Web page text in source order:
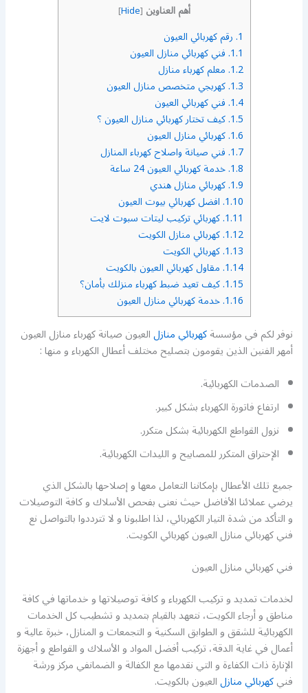
أهم العناوين [
Hide
]
1. رقم كهربائي العيون
1.1. فني كهربائي منازل العيون
1.2. معلم كهرباء منازل
1.3. كهربجي متخصص منازل العيون
1.4. فني كهربائي العيون
1.5. كيف تختار كهربائي منازل العيون ؟
1.6. كهربائي منازل العيون
1.7. فني صيانة واصلاح كهرباء المنازل
1.8. خدمة كهربائي العيون 24 ساعة
1.9. كهربائي منازل هندي
1.10. افضل كهربائي بيوت العيون
1.11. كهربائي تركيب ليتات سبوت لايت
1.12. كهربائي منازل الكويت
1.13. كهربائي الكويت
1.14. مقاول كهربائي العيون بالكويت
1.15. كيف تعيد ضبط كهرباء منزلك بأمان؟
1.16. خدمة كهربائي منازل العيون
نوفر لكم في مؤسسةكهربائي منازلالعيون صيانة كهرباء منازل العيون
أمهر الفنين الذين يقومون بتصليح مختلف أعطال الكهرباء و منها :
الصدمات الكهربائية.
ارتفاع فاتورة الكهرباء بشكل كبير.
نزول القواطع الكهربائية بشكل متكرر.
الإحتراق المتكرر للمصابيح و الليدات الكهربائية.
جميع تلك الأعطال بإمكاننا التعامل معها و إصلاحها بالشكل الذي
يرضي عملائنا الأفاضل حيث نعنى بفحص الأسلاك و كافة التوصيلات
و التأكد من شدة التيار الكهربائي، لذا اطلبونا و لا تترددوا بالتواصل نع
فني كهربائي منازل العيون كهربائي الكويت.
فني كهربائي منازل العيون
لخدمات تمديد و تركيب الكهرباء و كافة توصيلاتها و خدماتها في كافة
مناطق و أرجاء الكويت، نتعهد بالقيام بتمديد و تشطيب كل الخدمات
الكهربائية للشقق و الطوابق السكنية و التجمعات و المنازل، خبرة عالية و
أعمال في غاية الدقة، تركيب أفضل المواد و الأسلاك و القواطع و أجهزة
الإنارة ذات الكفاءة و التي نقدمها مع الكفالة و الضمانفي مركز ورشة
فنيكهربائي منازلالعيون بالكويت.